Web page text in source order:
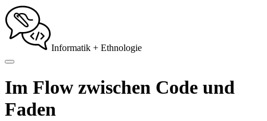
Informatik + Ethnologie
Im Flow zwischen Code und
Faden